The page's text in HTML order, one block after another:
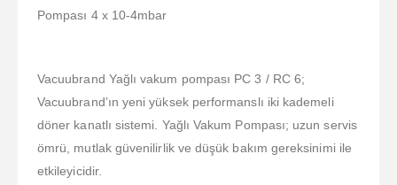
Pompası 4 x 10-4mbar
Vacuubrand Yağlı vakum pompası PC 3 / RC 6;
Vacuubrand’ın yeni yüksek performanslı iki kademeli
döner kanatlı sistemi. Yağlı Vakum Pompası; uzun servis
ömrü, mutlak güvenilirlik ve düşük bakım gereksinimi ile
etkileyicidir.